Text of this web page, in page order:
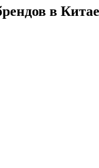
в Китае